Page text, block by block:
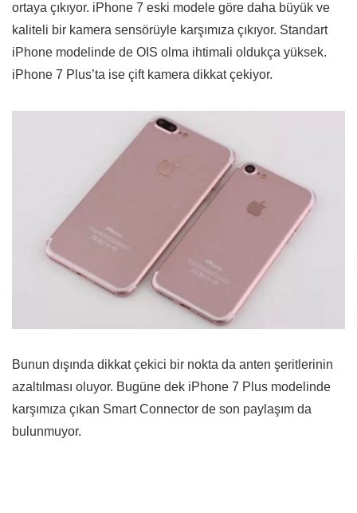
ortaya çıkıyor. iPhone 7 eski modele göre daha büyük ve
kaliteli bir kamera sensörüyle karşımıza çıkıyor. Standart
iPhone modelinde de OIS olma ihtimali oldukça yüksek.
iPhone 7 Plus’ta ise çift kamera dikkat çekiyor.
Bunun dışında dikkat çekici bir nokta da anten şeritlerinin
azaltılması oluyor. Bugüne dek iPhone 7 Plus modelinde
karşımıza çıkan Smart Connector de son paylaşım da
bulunmuyor.